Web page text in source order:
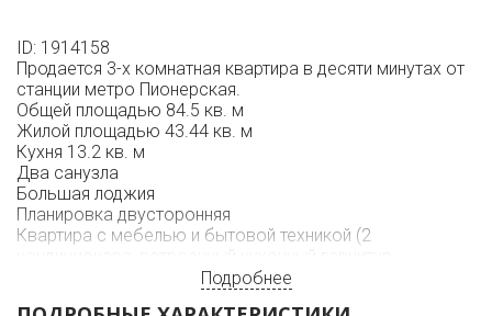
ID: 1914158
Продается 3-х комнатная квартира в десяти минутах от
станции метро Пионерская.
Общей площадью 84.5 кв. м
Жилой площадью 43.44 кв. м
Кухня 13.2 кв. м
Два санузла
Большая лоджия
Планировка двусторонняя
Квартира с мебелью и бытовой техникой (2
варочная панель, духовой шкаф, вытяжка,
Подробнее